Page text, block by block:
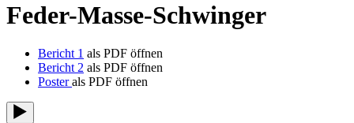
Feder-Masse-Schwinger
Bericht 1 als PDF öffnen
Bericht 2 als PDF öffnen
Posterals PDF öffnen